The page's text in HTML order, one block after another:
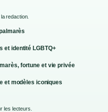
redaction.
et identité LGBTQ+
fortune et vie privée
et modèles iconiques
les lecteurs.